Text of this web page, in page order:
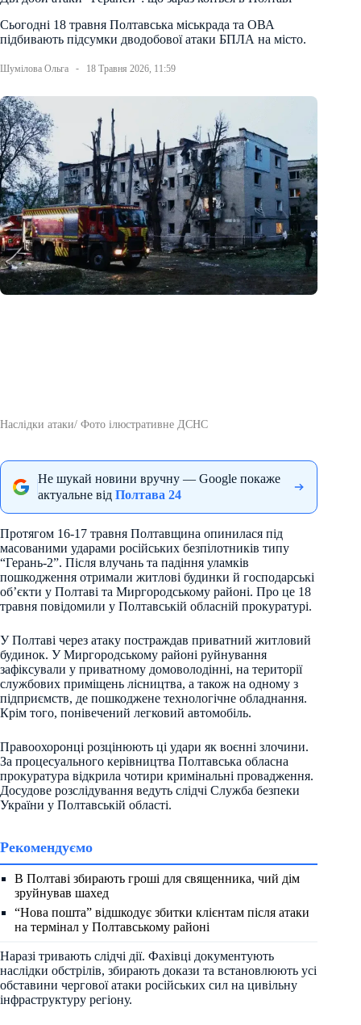
Сьогодні 18 травня Полтавська міськрада та ОВА
підбивають підсумки дводобової атаки БПЛА на місто.
Шумілова Ольга 18 Травня 2026, 11:59
Наслідки атаки/ Фото ілюстративне ДСНС
Не шукай новини вручну — Google покаже
актуальне від Полтава 24
Протягом 16-17 травня Полтавщина опинилася під
масованими ударами російських безпілотників типу
“Герань-2”. Після влучань та падіння уламків
пошкодження отримали житлові будинки й господарські
об’єкти у Полтаві та Миргородському районі. Про це 18
травня повідомили у Полтавській обласній прокуратурі.
У Полтаві через атаку постраждав приватний житловий
будинок. У Миргородському районі руйнування
зафіксували у приватному домоволодінні, на території
службових приміщень лісництва, а також на одному з
підприємств, де пошкоджене технологічне обладнання.
Крім того, понівечений легковий автомобіль.
Правоохоронці розцінюють ці удари як воєнні злочини.
За процесуального керівництва Полтавська обласна
прокуратура відкрила чотири кримінальні провадження.
Досудове розслідування ведуть слідчі Служба безпеки
України у Полтавській області.
Рекомендуємо
В Полтаві збирають гроші для священника, чий дім
зруйнував шахед
“Нова пошта” відшкодує збитки клієнтам після атаки
на термінал у Полтавському районі
Наразі тривають слідчі дії. Фахівці документують
наслідки обстрілів, збирають докази та встановлюють усі
обставини чергової атаки російських сил на цивільну
інфраструктуру регіону.